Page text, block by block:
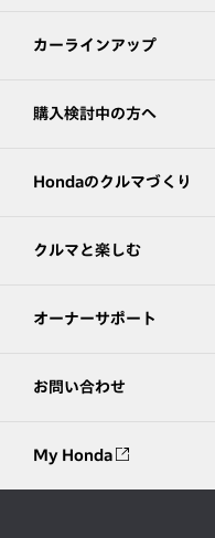
カーラインアップ
購入検討中の方へ
Hondaのクルマづくり
クルマと楽しむ
オーナーサポート
お問い合わせ
My Honda